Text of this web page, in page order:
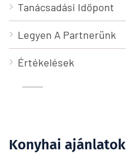
Tanácsadási Időpont
Legyen A Partnerünk
Értékelések
Konyhai ajánlatok